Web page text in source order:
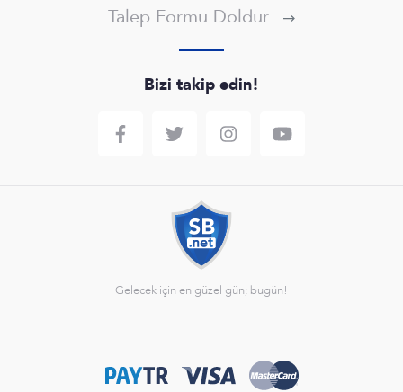
Talep Formu Doldur
Bizi takip edin!
Gelecek için en güzel gün; bugün!